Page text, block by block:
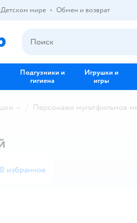
Детском мире Обмен и возврат
Подгузники и
гигиена
Игрушки и
игры
Персонажи мультфильмов
В избранное